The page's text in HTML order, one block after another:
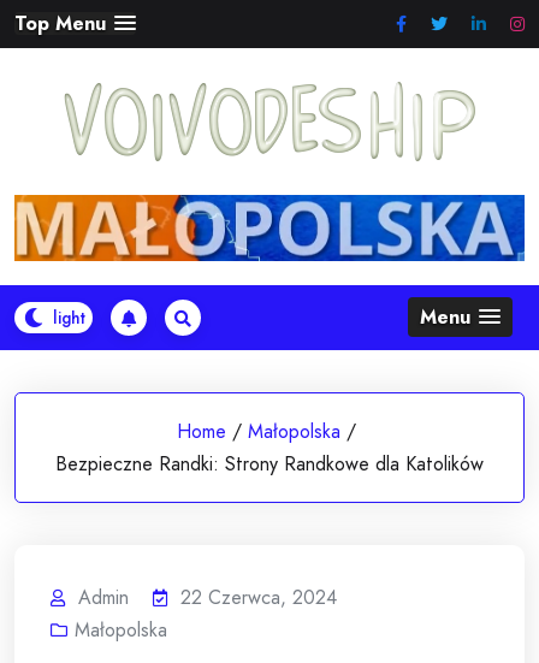
Skip
to
Top Menu
Menu
Home / Małopolska /
Bezpieczne Randki: Strony Randkowe dla Katolików
Admin
22 Czerwca, 2024
Małopolska